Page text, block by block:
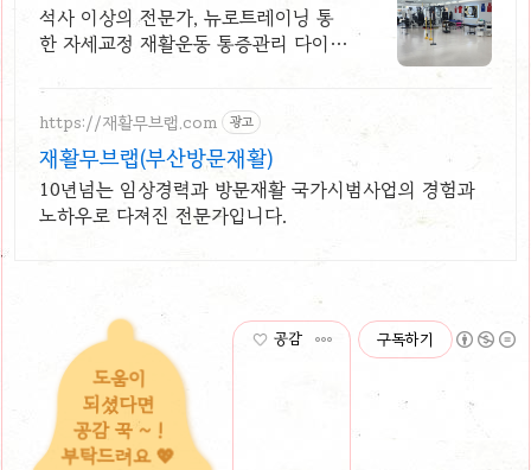
자세교정 재활 다이어트
석사 이상의 전문가, 뉴로트레이닝 통
한 자세교정 재활운동 통증관리 다이어
https://재활무브랩.com 광고
재활무브랩(부산방문재활)
10년넘는 임상경력과 방문재활 국가시범사업의 경험과
노하우로 다져진 전문가입니다.
도움이
되셨다면
공감 꾹 ~ !
부탁드려요 💖
공감 구독하기